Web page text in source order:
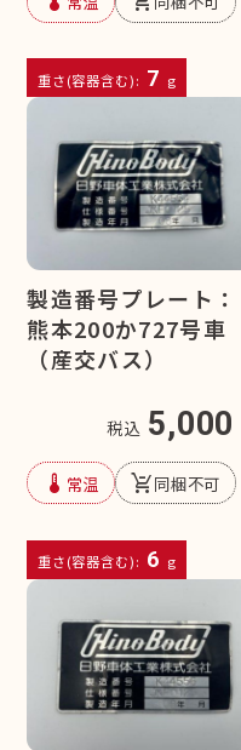
重さ(容器含む): 7 g
製造番号プレート：
熊本200か727号車
（産交バス）
税込 5,000
device_thermostat 常温 remove_shopping_cart同梱不可
重さ(容器含む): 6 g